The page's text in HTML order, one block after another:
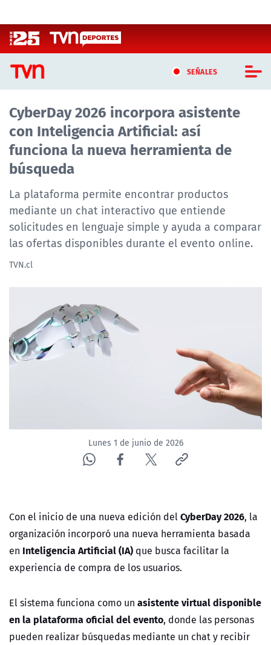
SEÑALES
CASTING MASTERCHEF CHILE
CASTING TVN VERTICAL
TVN VERTICAL
TVN PLAY
PROGRAMAS
ACTUALIDAD Y TENDENCIAS
CORPORATIVO Y TRANSPARENCIA
CyberDay 2026 incorpora asistente
con Inteligencia Artificial: así
funciona la nueva herramienta de
búsqueda
La plataforma permite encontrar productos
mediante un chat interactivo que entiende
solicitudes en lenguaje simple y ayuda a comparar
las ofertas disponibles durante el evento online.
TVN.cl
Lunes 1 de junio de 2026
Con el inicio de una nueva edición delCyberDay 2026, la
organización incorporó una nueva herramienta basada
en Inteligencia Artificial (IA) que busca facilitar la
experiencia de compra de los usuarios.
El sistema funciona como un asistente virtual disponible
en la plataforma oficial del evento, donde las personas
pueden realizar búsquedas mediante un chat y recibir